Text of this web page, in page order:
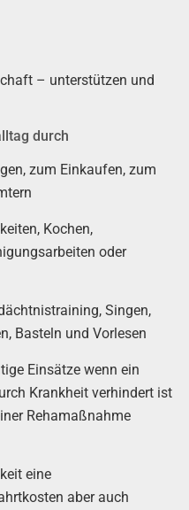
– unterstützen und
durch
zum Einkaufen, zum
Kochen,
oder
Singen,
Basteln und Vorlesen
Einsätze wenn ein
Krankheit verhindert ist
Rehamaßnahme
eine
aber auch